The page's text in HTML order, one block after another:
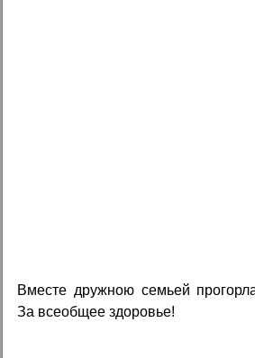
Вместе дружною семьей
За всеобщее здоровье!